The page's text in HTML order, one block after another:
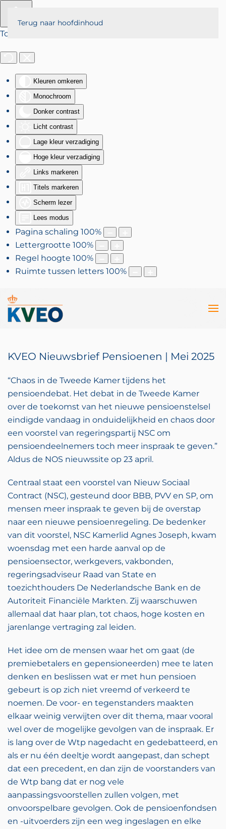
Toegankelijkheid
Kleuren omkeren
Monochroom
Donker contrast
Licht contrast
Lage kleur verzadiging
Hoge kleur verzadiging
Links markeren
Titels markeren
Scherm lezer
Lees modus
Pagina schaling 100%
Lettergrootte 100%
Regel hoogte 100%
Ruimte tussen letters 100%
Terug naar hoofdinhoud
KVEO Nieuwsbrief Pensioenen | Mei 2025
“Chaos in de Tweede Kamer tijdens het
pensioendebat. Het debat in de Tweede Kamer
over de toekomst van het nieuwe pensioenstelsel
eindigde vandaag in onduidelijkheid en chaos door
een voorstel van regeringspartij NSC om
pensioendeelnemers toch meer inspraak te geven.”
Aldus de NOS nieuwssite op 23 april.
Centraal staat een voorstel van Nieuw Sociaal
Contract (NSC), gesteund door BBB, PVV en SP, om
mensen meer inspraak te geven bij de overstap
naar een nieuwe pensioenregeling. De bedenker
van dit voorstel, NSC Kamerlid Agnes Joseph, kwam
woensdag met een harde aanval op de
pensioensector, werkgevers, vakbonden,
regeringsadviseur Raad van State en
toezichthouders De Nederlandsche Bank en de
Autoriteit Financiële Markten. Zij waarschuwen
allemaal dat haar plan, tot chaos, hoge kosten en
jarenlange vertraging zal leiden.
Het idee om de mensen waar het om gaat (de
premiebetalers en gepensioneerden) mee te laten
denken en beslissen wat er met hun pensioen
gebeurt is op zich niet vreemd of verkeerd te
noemen. De voor- en tegenstanders maakten
elkaar weinig verwijten over dit thema, maar vooral
wel over de mogelijke gevolgen van de inspraak. Er
is lang over de Wtp nagedacht en gedebatteerd, en
als er nu één deeltje wordt aangepast, dan schept
dat een precedent, en dan zijn de voorstanders van
de Wtp bang dat er nog vele
aanpassingsvoorstellen zullen volgen, met
onvoorspelbare gevolgen. Ook de pensioenfondsen
en -uitvoerders zijn een weg ingeslagen en elke